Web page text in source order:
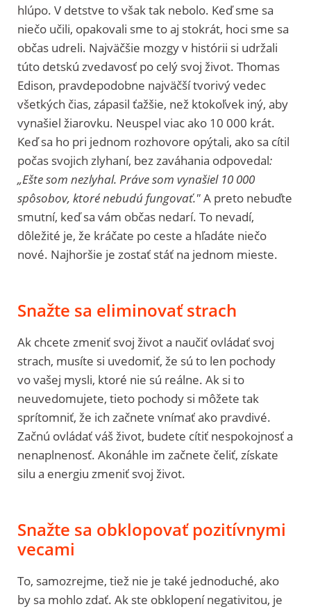
hlúpo. V detstve to však tak nebolo. Keď sme sa
niečo učili, opakovali sme to aj stokrát, hoci sme sa
občas udreli. Najväčšie mozgy v histórii si udržali
túto detskú zvedavosť po celý svoj život. Thomas
Edison, pravdepodobne najväčší tvorivý vedec
všetkých čias, zápasil ťažšie, než ktokoľvek iný, aby
vynašiel žiarovku. Neuspel viac ako 10 000 krát.
Keď sa ho pri jednom rozhovore opýtali, ako sa cítil
počas svojich zlyhaní, bez zaváhania odpovedal:
„Ešte som nezlyhal. Práve som vynašiel 10 000
spôsobov, ktoré nebudú fungovať."A preto nebuďte
smutní, keď sa vám občas nedarí. To nevadí,
dôležité je, že kráčate po ceste a hľadáte niečo
nové. Najhoršie je zostať stáť na jednom mieste.
Snažte sa eliminovať strach
Ak chcete zmeniť svoj život a naučiť ovládať svoj
strach, musíte si uvedomiť, že sú to len pochody
vo vašej mysli, ktoré nie sú reálne. Ak si to
neuvedomujete, tieto pochody si môžete tak
sprítomniť, že ich začnete vnímať ako pravdivé.
Začnú ovládať váš život, budete cítiť nespokojnosť a
nenaplnenosť. Akonáhle im začnete čeliť, získate
silu a energiu zmeniť svoj život.
Snažte sa obklopovať pozitívnymi
vecami
To, samozrejme, tiež nie je také jednoduché, ako
by sa mohlo zdať. Ak ste obklopení negativitou, je